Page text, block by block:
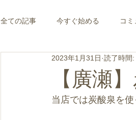
全ての記事 今すぐ始める コ
【廣瀬
2023年1月31日 読了時間
当店では炭酸泉を